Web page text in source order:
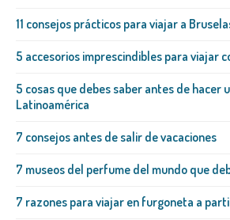
11 consejos prácticos para viajar a
5 accesorios imprescindibles para viajar
5 cosas que debes saber antes de hacer
Latinoamérica
7 consejos antes de salir de vacaciones
7 museos del perfume del mundo que
7 razones para viajar en furgoneta a